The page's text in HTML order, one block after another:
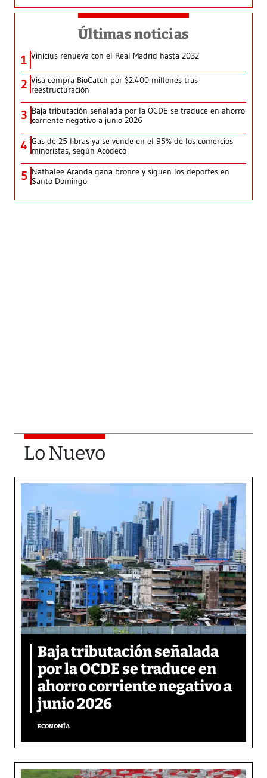
Últimas noticias
1 Vinícius renueva con el Real Madrid hasta 2032
2 Visa compra BioCatch por $2.400 millones tras
reestructuración
3 Baja tributación señalada por la OCDE se traduce en ahorro
corriente negativo a junio 2026
4 Gas de 25 libras ya se vende en el 95% de los comercios
minoristas, según Acodeco
5 Nathalee Aranda gana bronce y siguen los deportes en
Santo Domingo
Lo Nuevo
Baja tributación señalada
por la OCDE se traduce en
ahorro corriente negativo a
junio 2026
ECONOMÍA